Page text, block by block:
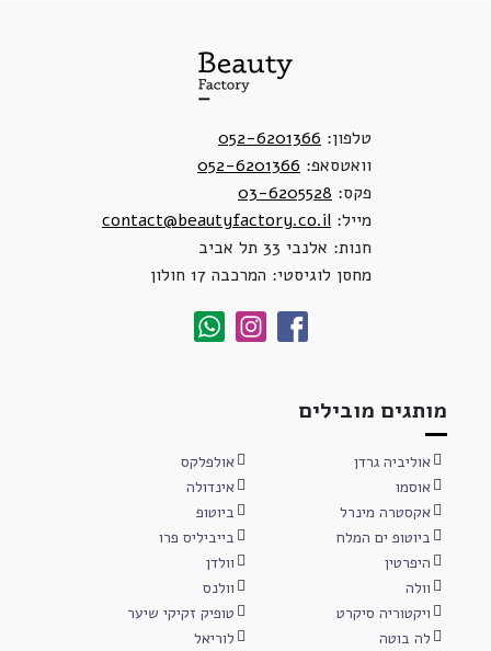
טלפון: 052-6201366
וואטסאפ: 052-6201366
פקס: 03-6205528
מייל: contact@beautyfactory.co.il
חנות: אלנבי 33 תל אביב
מחסן לוגיסטי: המרכבה 17 חולון
מותגים מובילים
אוליביה גרדן
אולפלקס
אוסמו
אינדולה
אקסטרה מינרל
ביוטופ
ביוטופ ים המלח
בייביליס פרו
היפרטין
וולדן
וולה
וולנס
ויקטוריה סיקרט
טופיק זקיקי שיער
לה בוטה
לוריאל